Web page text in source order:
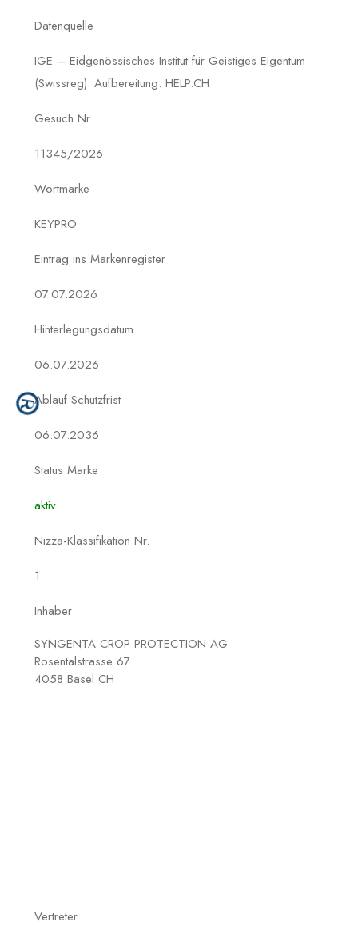
Datenquelle
IGE – Eidgenössisches Institut für Geistiges Eigentum
(Swissreg). Aufbereitung: HELP.CH
Gesuch Nr.
11345/2026
Wortmarke
KEYPRO
Eintrag ins Markenregister
07.07.2026
Hinterlegungs­datum
06.07.2026
Ablauf Schutzfrist
06.07.2036
Status Marke
aktiv
Nizza-Klassifikation Nr.
1
Inhaber
SYNGENTA CROP PROTECTION AG
Rosentalstrasse 67
4058 Basel CH
Vertreter